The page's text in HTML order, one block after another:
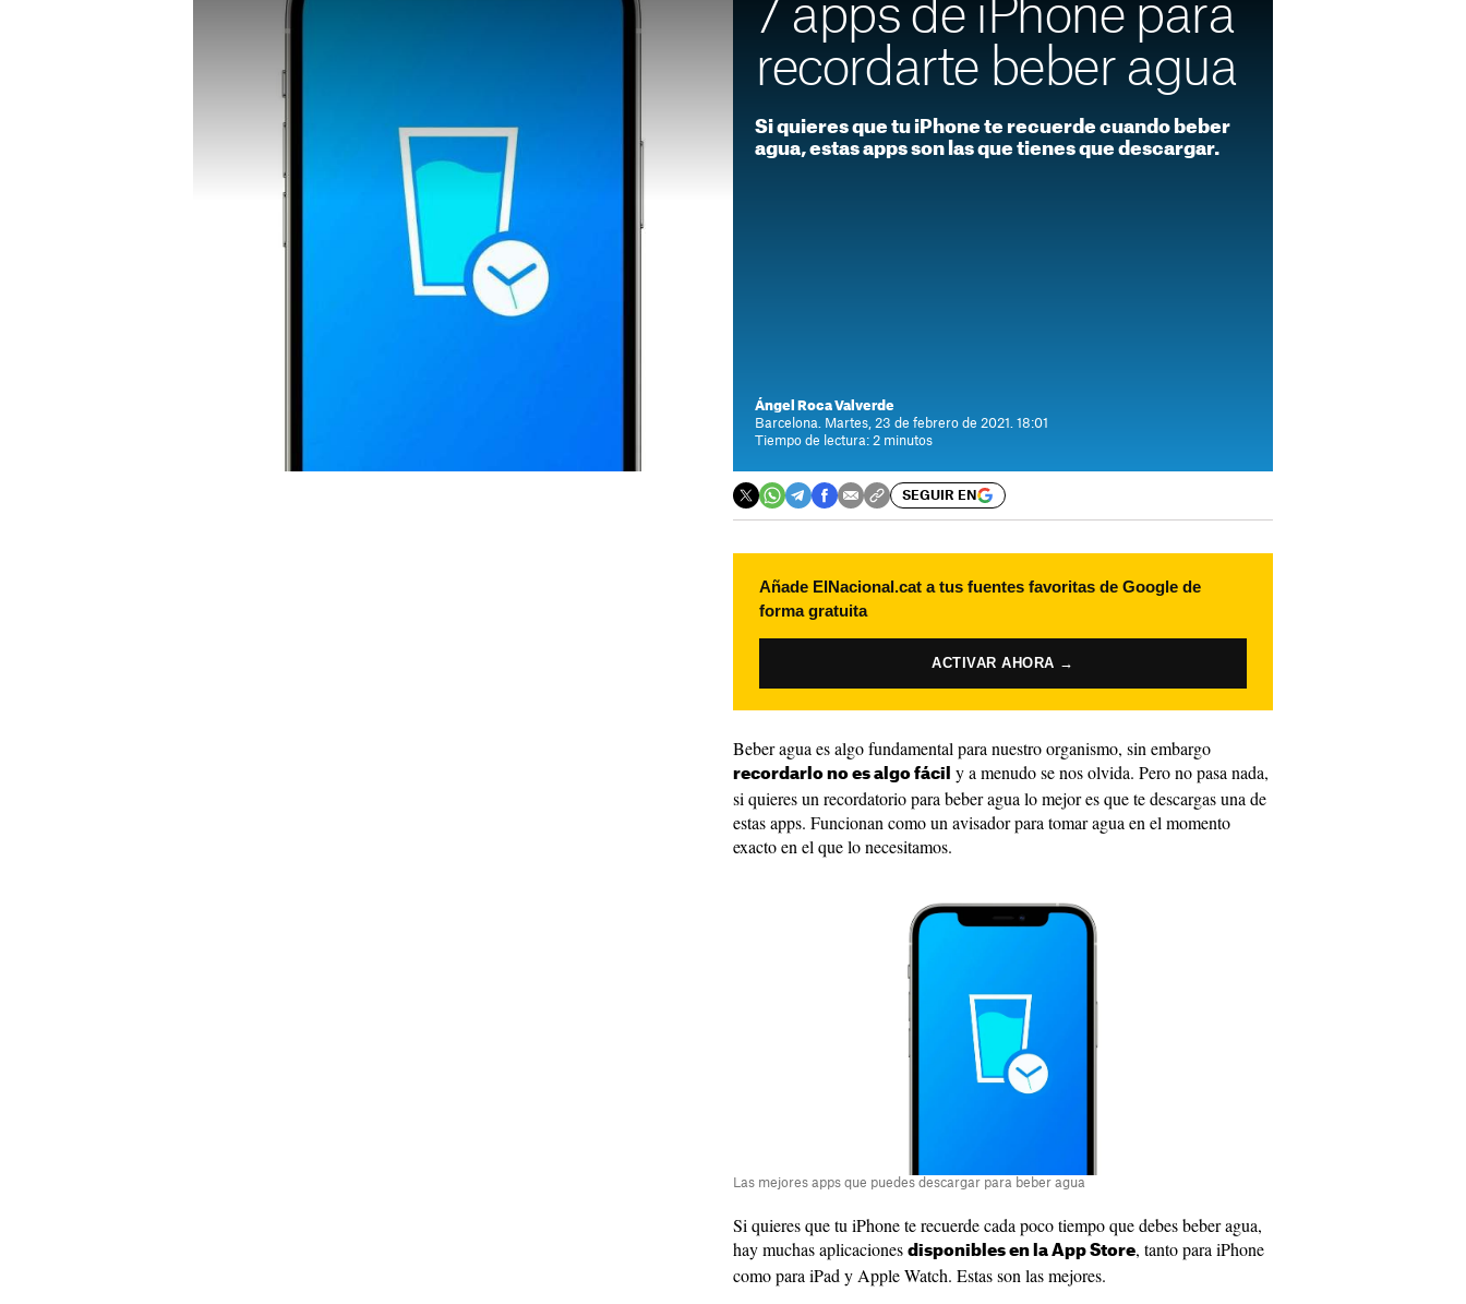
7 apps de iPhone para
recordarte beber agua
Si quieres que tu iPhone te recuerde cuando beber
agua, estas apps son las que tienes que descargar.
Ángel Roca Valverde
Barcelona. Martes, 23 de febrero de 2021. 18:01
Tiempo de lectura: 2 minutos
SEGUIR EN
Añade ElNacional.cat a tus fuentes favoritas de Google de
forma gratuita
ACTIVAR AHORA →
Beber agua es algo fundamental para nuestro organismo, sin embargo
recordarlo no es algo fácil
y a menudo se nos olvida. Pero no pasa nada,
si quieres un recordatorio para beber agua lo mejor es que te descargas una de
estas apps. Funcionan como un avisador para tomar agua en el momento
exacto en el que lo necesitamos.
Las mejores apps que puedes descargar para beber agua
Si quieres que tu iPhone te recuerde cada poco tiempo que debes beber agua,
hay muchas aplicaciones disponibles en la App Store, tanto para iPhone
como para iPad y Apple Watch. Estas son las mejores.